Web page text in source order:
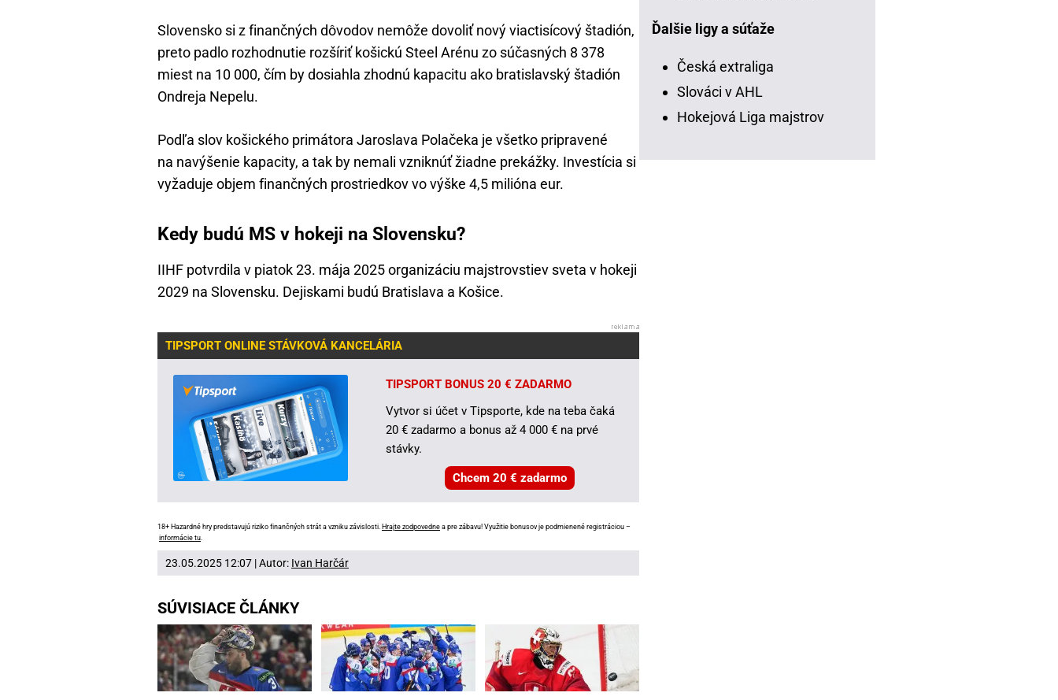
Slovensko si z finančných dôvodov nemôže dovoliť nový viactisícový štadión,
preto padlo rozhodnutie rozšíriť košickú Steel Arénu zo súčasných 8 378
miest na 10 000, čím by dosiahla zhodnú kapacitu ako bratislavský štadión
Ondreja Nepelu.
Podľa slov košického primátora Jaroslava Polačeka je všetko pripravené
na navýšenie kapacity, a tak by nemali vzniknúť žiadne prekážky. Investícia si
vyžaduje objem finančných prostriedkov vo výške 4,5 milióna eur.
Kedy budú MS v hokeji na Slovensku?
IIHF potvrdila v piatok 23. mája 2025 organizáciu majstrovstiev sveta v hokeji
2029 na Slovensku. Dejiskami budú Bratislava a Košice.
TIPSPORT ONLINE STÁVKOVÁ KANCELÁRIA
TIPSPORT BONUS 20 € ZADARMO
Vytvor si účet v Tipsporte, kde na teba čaká
20 € zadarmo a bonus až 4 000 € na prvé
stávky.
Chcem 20 € zadarmo
18+ Hazardné hry predstavujú riziko finančných strát a vzniku závislosti. Hrajte zodpovedne a pre zábavu! Využitie bonusov je podmienené registráciou –
informácie tu.
23.05.2025 12:07 | Autor: Ivan Harčár
SÚVISIACE ČLÁNKY
Ďalšie ligy a súťaže
Česká extraliga
Slováci v AHL
Hokejová Liga majstrov